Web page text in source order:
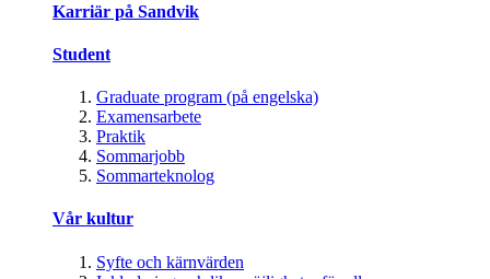
Karriär på Sandvik
Student
Graduate program (på engelska)
Examensarbete
Praktik
Sommarjobb
Sommarteknolog
Vår kultur
Syfte och kärnvärden